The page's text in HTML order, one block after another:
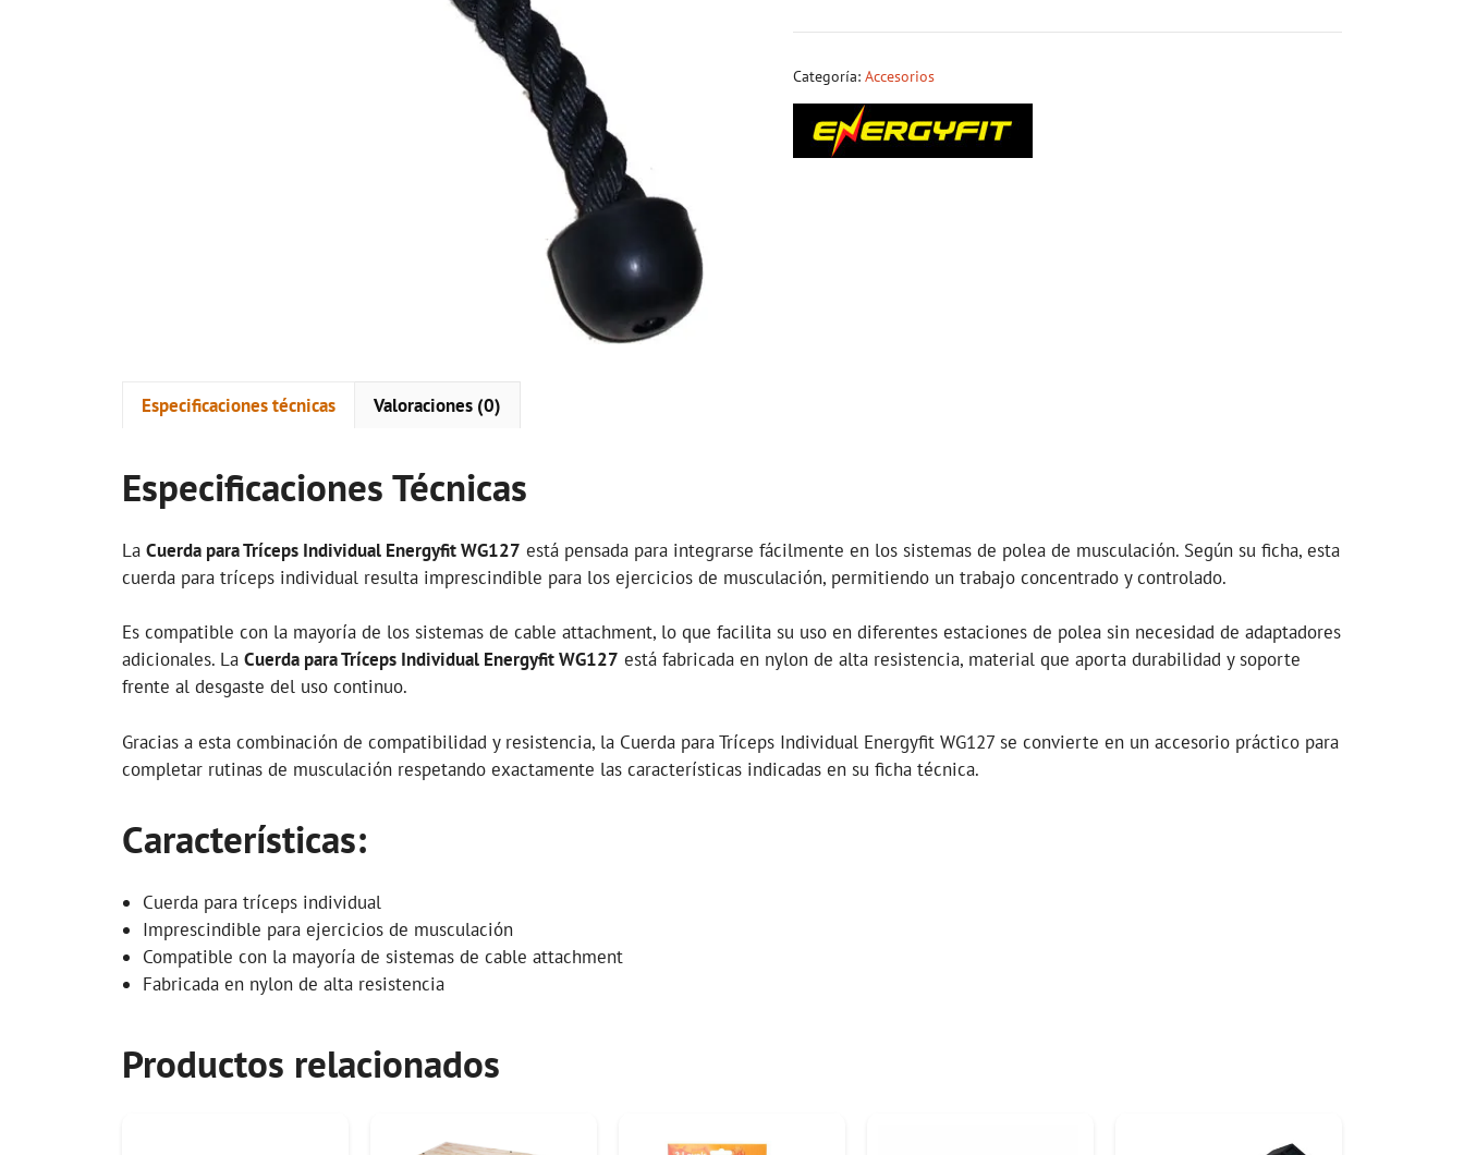
Categoría: Accesorios
Especificaciones técnicas Valoraciones (0)
Especificaciones Técnicas
La Cuerda para Tríceps Individual Energyfit WG127 está pensada para integrarse fácilmente en los sistemas de polea de musculación. Según su ficha, esta
cuerda para tríceps individual resulta imprescindible para los ejercicios de musculación, permitiendo un trabajo concentrado y controlado.
Es compatible con la mayoría de los sistemas de cable attachment, lo que facilita su uso en diferentes estaciones de polea sin necesidad de adaptadores
adicionales. La Cuerda para Tríceps Individual Energyfit WG127 está fabricada en nylon de alta resistencia, material que aporta durabilidad y soporte
frente al desgaste del uso continuo.
Gracias a esta combinación de compatibilidad y resistencia, la Cuerda para Tríceps Individual Energyfit WG127 se convierte en un accesorio práctico para
completar rutinas de musculación respetando exactamente las características indicadas en su ficha técnica.
Características:
Cuerda para tríceps individual
Imprescindible para ejercicios de musculación
Compatible con la mayoría de sistemas de cable attachment
Fabricada en nylon de alta resistencia
Productos relacionados